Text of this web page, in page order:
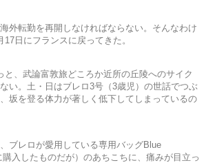
外転勤を再開しなければならない。そんなわけ
日にフランスに戻ってきた。
と、武論富敦旅どころか近所の丘陵へのサイク
い。土・日はブレロ3号（3歳児）の世話でつぶ
坂を登る体力が著しく低下してしまっているの
ブレロが愛用している専用バッグBlue
入したものだが）のあちこちに、痛みが目立っ